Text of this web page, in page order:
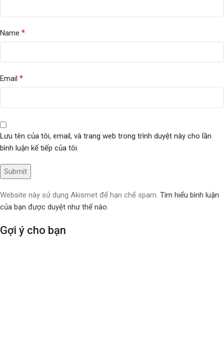
Name *
Email *
Lưu tên của tôi, email, và trang web trong trình duyệt này cho lần
bình luận kế tiếp của tôi.
Website này sử dụng Akismet để hạn chế spam. Tìm hiểu bình luận
của bạn được duyệt như thế nào.
Gợi ý cho bạn